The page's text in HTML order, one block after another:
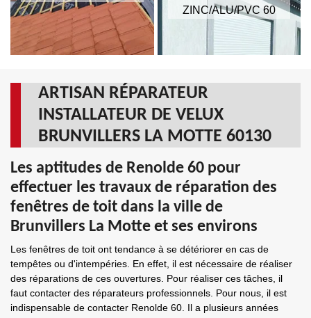
ZINC/ALU/PVC 60
ARTISAN RÉPARATEUR
INSTALLATEUR DE VELUX
BRUNVILLERS LA MOTTE 60130
Les aptitudes de Renolde 60 pour
effectuer les travaux de réparation des
fenêtres de toit dans la ville de
Brunvillers La Motte et ses environs
Les fenêtres de toit ont tendance à se détériorer en cas de
tempêtes ou d'intempéries. En effet, il est nécessaire de réaliser
des réparations de ces ouvertures. Pour réaliser ces tâches, il
faut contacter des réparateurs professionnels. Pour nous, il est
indispensable de contacter Renolde 60. Il a plusieurs années